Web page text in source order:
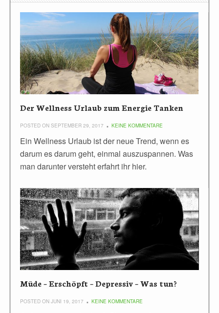
Der Wellness Urlaub zum Energie Tanken
POSTED ON SEPTEMBER 29, 2017 KEINE KOMMENTARE
Ein Wellness Urlaub ist der neue Trend, wenn es
darum es darum geht, einmal auszuspannen. Was
man darunter versteht erfahrt ihr hier.
Müde – Erschöpft – Depressiv – Was tun?
POSTED ON JUNI 19, 2017 KEINE KOMMENTARE